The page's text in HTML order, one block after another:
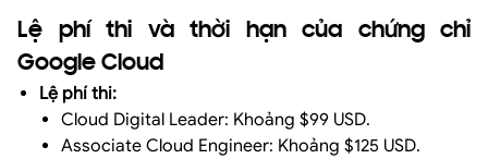
Lệ phí thi và thời hạn của chứng chỉ
Google Cloud
Lệ phí thi:
Cloud Digital Leader: Khoảng $99 USD.
Associate Cloud Engineer: Khoảng $125 USD.